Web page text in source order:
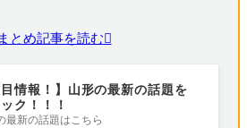
とめ記事を読む
目情報！】山形の最新の話題を
ク！！！
最新の話題はこちら